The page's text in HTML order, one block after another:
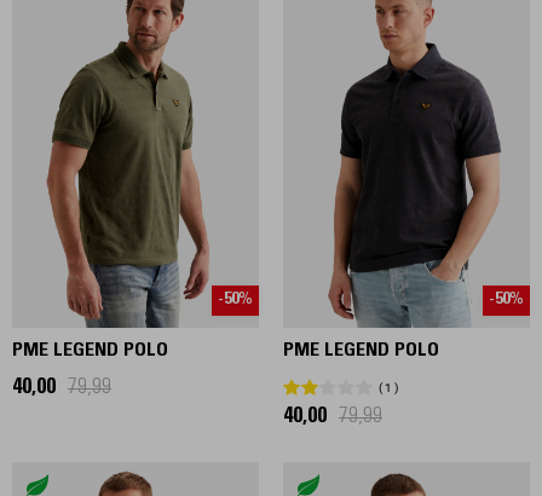
-50%
PME LEGEND POLO
40,00 79,99
-50%
PME LEGEND POLO
1
40,00 79,99